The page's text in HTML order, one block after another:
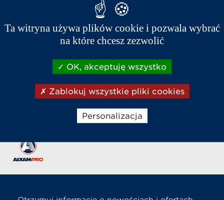
Sklep internetowy Napisz do nas Zadzwoń
Ta witryna używa plików cookie i pozwala wybrać
na które chcesz zezwolić
OK, akceptuję wszystko
Zablokuj wszystkie pliki cookies
Personalizacja